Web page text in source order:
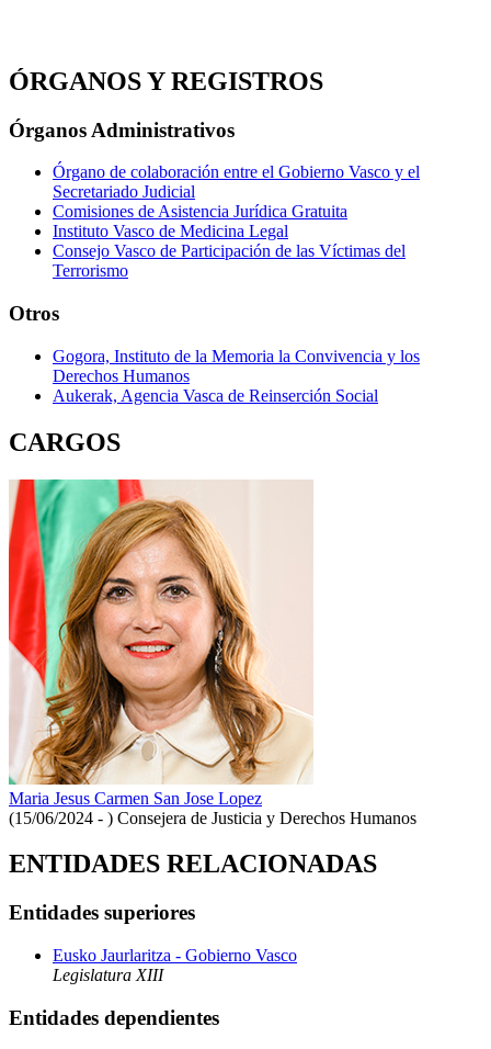
ÓRGANOS Y REGISTROS
Órganos Administrativos
Órgano de colaboración entre el Gobierno Vasco y el
Secretariado Judicial
Comisiones de Asistencia Jurídica Gratuita
Instituto Vasco de Medicina Legal
Consejo Vasco de Participación de las Víctimas del
Terrorismo
Otros
Gogora, Instituto de la Memoria la Convivencia y los
Derechos Humanos
Aukerak, Agencia Vasca de Reinserción Social
CARGOS
Maria Jesus Carmen San Jose Lopez
(15/06/2024 - ) Consejera de Justicia y Derechos Humanos
ENTIDADES RELACIONADAS
Entidades superiores
Eusko Jaurlaritza - Gobierno Vasco
Legislatura XIII
Entidades dependientes